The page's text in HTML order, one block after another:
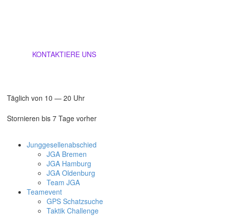
KONTAKTIERE UNS
Täg­lich von 10 — 20 Uhr
Stor­nie­ren bis 7 Tage vor­her
Jung­ge­sel­len­ab­schied
JGA Bre­men
JGA Ham­burg
JGA Olden­burg
Team JGA
Team­e­vent
GPS Schatz­su­che
Tak­tik Chall­enge